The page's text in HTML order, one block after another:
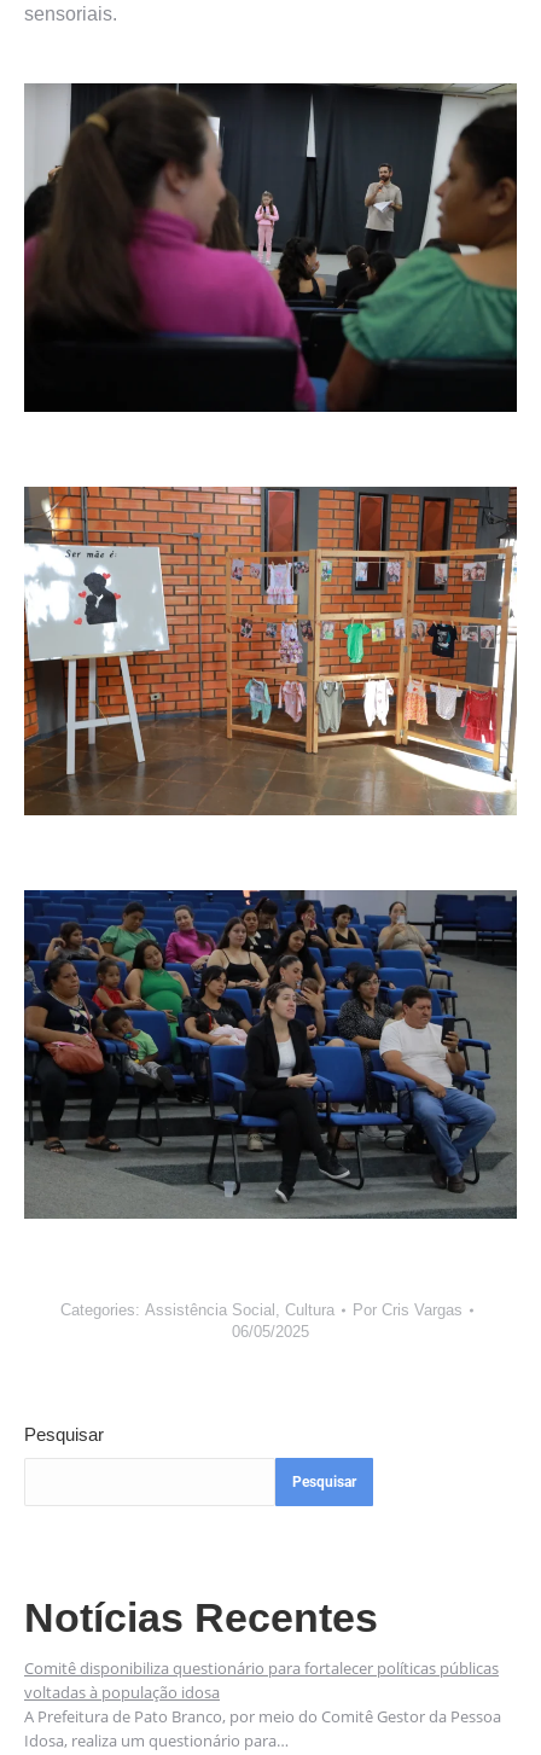
sensoriais.
Categories: Assistência Social Cultura Por Cris Vargas
06/05/2025
Pesquisar
Pesquisar
Notícias Recentes
Comitê disponibiliza questionário para fortalecer políticas públicas
voltadas à população idosa
A Prefeitura de Pato Branco, por meio do Comitê Gestor da Pessoa
Idosa, realiza um questionário para…